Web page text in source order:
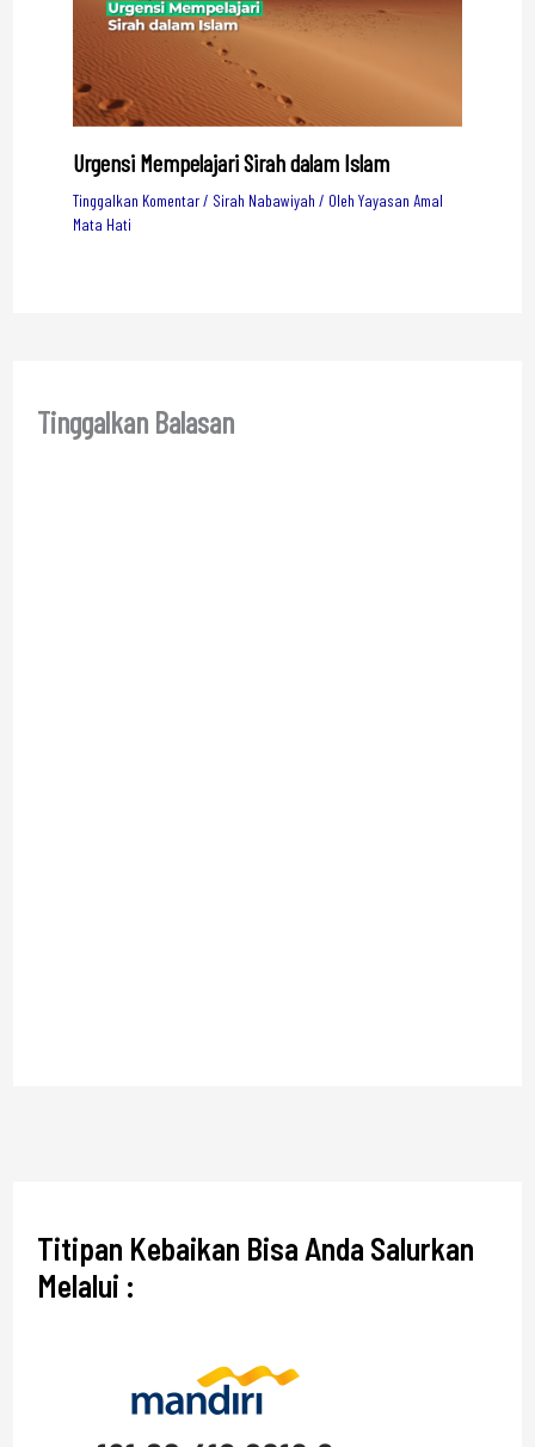
Urgensi Mempelajari Sirah dalam Islam
Tinggalkan Komentar/ Sirah Nabawiyah / Oleh Yayasan Amal
Mata Hati
Tinggalkan Balasan
Titipan Kebaikan Bisa Anda Salurkan
Melalui :